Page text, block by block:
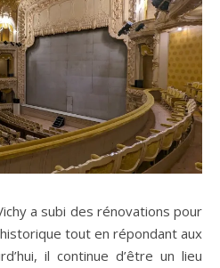
a subi des rénovations pour
tout en répondant aux
il continue d’être un lieu